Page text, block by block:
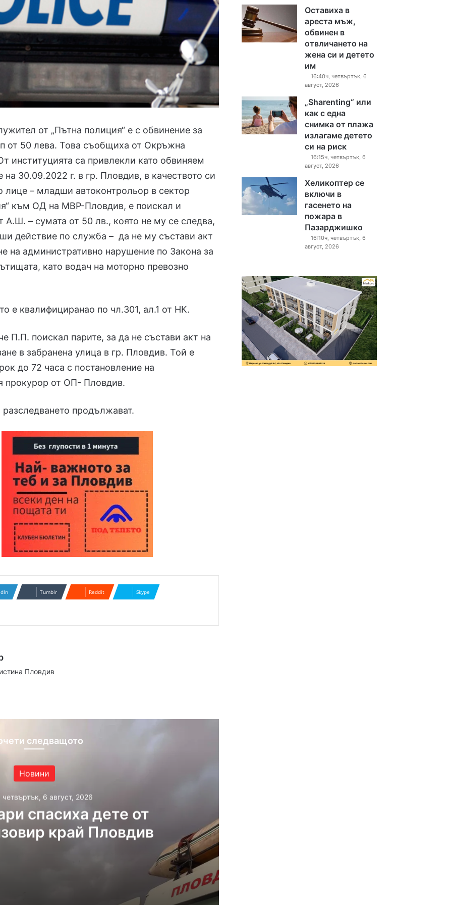
от „Пътна полиция“ е с обвинение за
от 50 лева. Това съобщиха от Окръжна
институцията са привлекли като обвиняем
на 30.09.2022 г. в гр. Пловдив, в качеството си
лице – младши автоконтрольор в сектор
към ОД на МВР-Пловдив, е поискал и
А.Ш. – сумата от 50 лв., която не му се следва,
действие по служба – да не му състави акт
на административно нарушение по Закона за
като водач на моторно превозно
е квалифициранао по чл.301, ал.1 от НК.
П.П. поискал парите, за да не състави акт на
в забранена улица в гр. Пловдив. Той е
до 72 часа с постановление на
прокурор от ОП- Пловдив.
продължават.
Tumblr Reddit Skype
Пловдив
следващото
Новини
6 август, 2026
спасиха дете от
край Пловдив
Пожарникари спасиха дете от водите на язовир край Пловдив
Оставиха в
ареста мъж,
обвинен в
отвличането на
жена си и детето
им
16:40ч, четвъртък, 6
август, 2026
„Sharenting“ или
как с една
снимка от плажа
излагаме детето
си на риск
16:15ч, четвъртък, 6
август, 2026
Хеликоптер се
включи в
гасенето на
пожара в
Пазарджишко
16:10ч, четвъртък, 6
август, 2026